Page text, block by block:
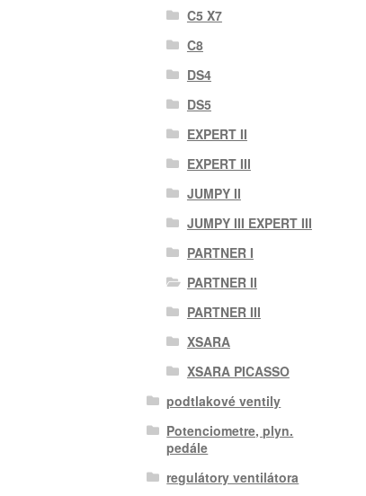
C5 X7
C8
DS4
DS5
EXPERT II
EXPERT III
JUMPY II
JUMPY III EXPERT III
PARTNER I
PARTNER II
PARTNER III
XSARA
XSARA PICASSO
podtlakové ventily
Potenciometre, plyn.
pedále
regulátory ventilátora